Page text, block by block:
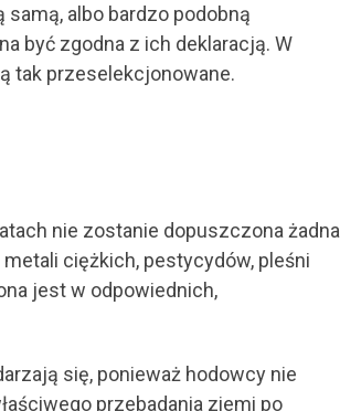
albo bardzo podobną
być zgodna z ich deklaracją. W
tak przeselekcjonowane.
nie zostanie dopuszczona żadna
ciężkich, pestycydów, pleśni
jest w odpowiednich,
się, ponieważ hodowcy nie
przebadania ziemi po